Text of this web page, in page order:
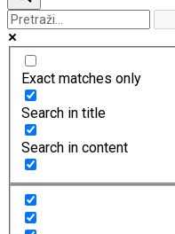
Exact matches only
Search in title
Search in content